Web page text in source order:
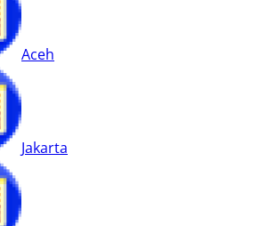
Aceh
Jakarta